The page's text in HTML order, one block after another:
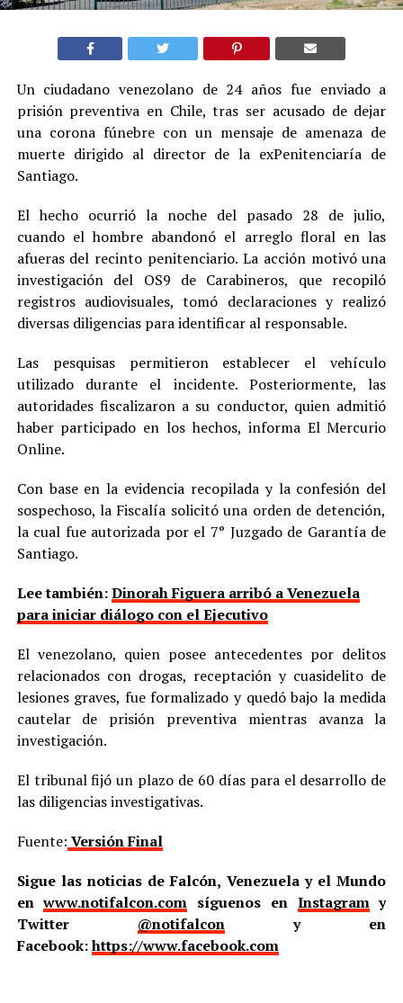
Un ciudadano venezolano de 24 años fue enviado a
prisión preventiva en Chile, tras ser acusado de dejar
una corona fúnebre con un mensaje de amenaza de
muerte dirigido al director de la exPenitenciaría de
Santiago.
El hecho ocurrió la noche del pasado 28 de julio,
cuando el hombre abandonó el arreglo floral en las
afueras del recinto penitenciario. La acción motivó una
investigación del OS9 de Carabineros, que recopiló
registros audiovisuales, tomó declaraciones y realizó
diversas diligencias para identificar al responsable.
Las pesquisas permitieron establecer el vehículo
utilizado durante el incidente. Posteriormente, las
autoridades fiscalizaron a su conductor, quien admitió
haber participado en los hechos, informa El Mercurio
Online.
Con base en la evidencia recopilada y la confesión del
sospechoso, la Fiscalía solicitó una orden de detención,
la cual fue autorizada por el 7° Juzgado de Garantía de
Santiago.
Lee también:Dinorah Figuera arribó a Venezuela
para iniciar diálogo con el Ejecutivo
El venezolano, quien posee antecedentes por delitos
relacionados con drogas, receptación y cuasidelito de
lesiones graves, fue formalizado y quedó bajo la medida
cautelar de prisión preventiva mientras avanza la
investigación.
El tribunal fijó un plazo de 60 días para el desarrollo de
las diligencias investigativas.
Fuente: Versión Final
Sigue las noticias de Falcón, Venezuela y el Mundo
enwww.notifalcon.com síguenos en Instagramy
Twitter @notifalcony en
Facebook:https://www.facebook.com